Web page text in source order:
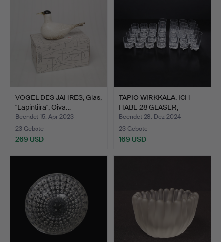
VOGEL DES JAHRES, Glas,
"Lapintiira", Oiva…
Beendet 15. Apr 2023
23 Gebote
269 USD
TAPIO WIRKKALA. ICH
HABE 28 GLÄSER,
GAISSA.
Beendet 28. Dez 2024
23 Gebote
169 USD